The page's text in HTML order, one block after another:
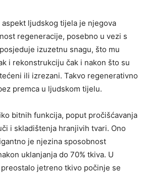
ljudskog tijela je njegova
regeneracije, posebno u vezi s
izuzetnu snagu, što mu
i rekonstrukciju čak i nakon što su
ili izrezani. Takvo regenerativno
premca u ljudskom tijelu.
bitnih funkcija, poput pročišćavanja
i skladištenja hranjivih tvari. Ono
je njezina sposobnost
uklanjanja do 70% tkiva. U
jetreno tkivo počinje se